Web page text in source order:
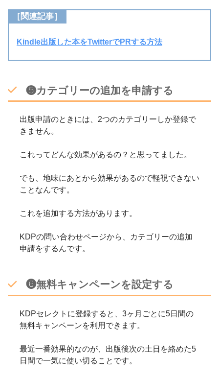
［関連記事］
Kindle出版した本をTwitterでPRする方法
❺カテゴリーの追加を申請する
出版申請のときには、2つのカテゴリーしか登録で
きません。
これってどんな効果があるの？と思ってました。
でも、地味にあとから効果があるので軽視できない
ことなんです。
これを追加する方法があります。
KDPの問い合わせページから、カテゴリーの追加
申請をするんです。
❻無料キャンペーンを設定する
KDPセレクトに登録すると、3ヶ月ごとに5日間の
無料キャンペーンを利用できます。
最近一番効果的なのが、出版後次の土日を絡めた5
日間で一気に使い切ることです。